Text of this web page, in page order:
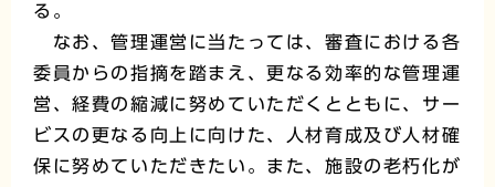
る。
なお、管理運営に当たっては、審査における各
委員からの指摘を踏まえ、更なる効率的な管理運
営、経費の縮減に努めていただくとともに、サー
ビスの更なる向上に向けた、人材育成及び人材確
保に努めていただきたい。また、施設の老朽化が